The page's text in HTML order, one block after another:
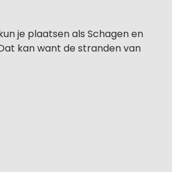
je plaatsen als Schagen en
kan want de stranden van